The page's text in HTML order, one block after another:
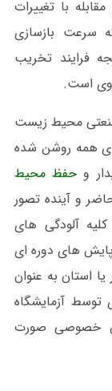
با تغییرات
سرعت بازسازی
فرایند تخریب
است.
صنعتی محیط زیست
همه روشن شده
و حفظ محیط
و آینده تصور
آلودگی های
های دوره ای
استان به عنوان
آزمایشگاه
خصوصی صورت